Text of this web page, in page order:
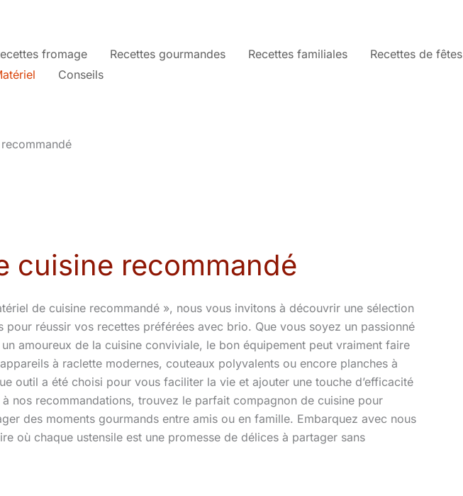
fromage Recettes gourmandes Recettes familiales Recettes de fêtes
Conseils
cuisine recommandé
de cuisine recommandé », nous vous invitons à découvrir une sélection
pour réussir vos recettes préférées avec brio. Que vous soyez un passionné
amoureux de la cuisine conviviale, le bon équipement peut vraiment faire
à raclette modernes, couteaux polyvalents ou encore planches à
outil a été choisi pour vous faciliter la vie et ajouter une touche d’efficacité
nos recommandations, trouvez le parfait compagnon de cuisine pour
des moments gourmands entre amis ou en famille. Embarquez avec nous
où chaque ustensile est une promesse de délices à partager sans